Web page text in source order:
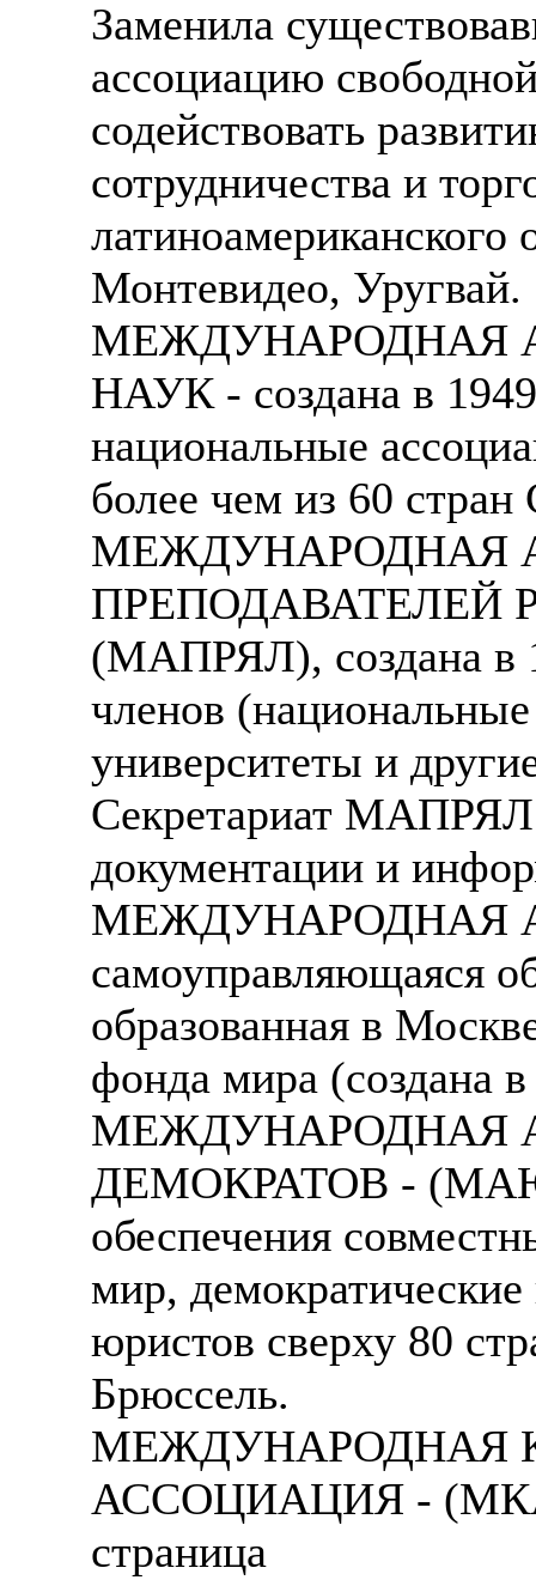
Заменила
ассоциацию
содействовать
сотрудничества и
Монтевидео, Уругвай.
МЕЖДУНАРОДНАЯ
НАУК - создана в
национальные
более чем из 60
МЕЖДУНАРОДНАЯ
ПРЕПОДАВАТЕЛЕЙ
(МАПРЯЛ), создана в
членов
университеты и
Секретариат МАПРЯЛ
документации и
МЕЖДУНАРОДНАЯ
самоуправляющаяся
образованная в
фонда мира (создана
МЕЖДУНАРОДНАЯ
ДЕМОКРАТОВ -
обеспечения
мир,
юристов сверху 80
Брюссель.
МЕЖДУНАРОДНАЯ
АССОЦИАЦИЯ -
страница